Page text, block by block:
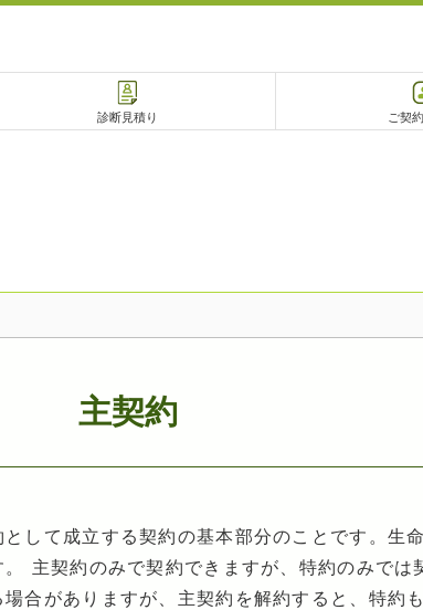
診断見積り ご契
主契約
して成立する契約の基本部分のことです。生
主契約のみで契約できますが、特約のみでは
合がありますが、主契約を解約すると、特約